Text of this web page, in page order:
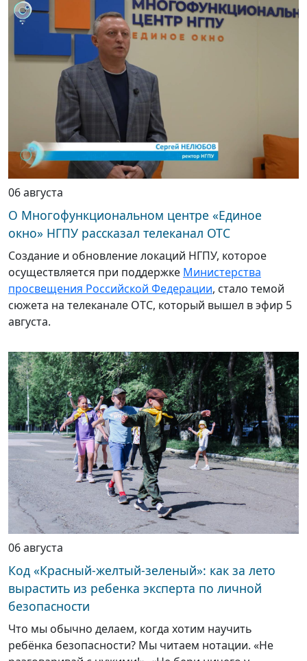
06 августа
О Многофункциональном центре «Единое
окно» НГПУ рассказал телеканал ОТС
Создание и обновление локаций НГПУ, которое
осуществляется при поддержке Министерства
просвещения Российской Федерации, стало темой
сюжета на телеканале ОТС, который вышел в эфир 5
августа.
06 августа
Код «Красный-желтый-зеленый»: как за лето
вырастить из ребенка эксперта по личной
безопасности
Что мы обычно делаем, когда хотим научить
ребёнка безопасности? Мы читаем нотации. «Не